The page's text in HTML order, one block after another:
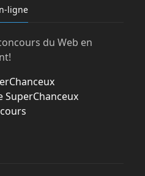
ligne
du Web en
SuperChanceux